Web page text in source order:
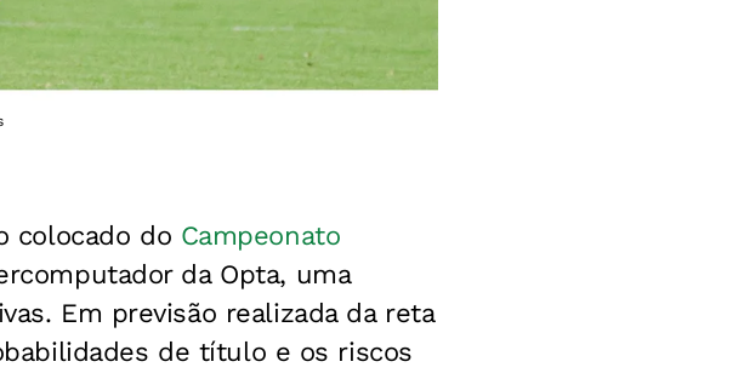
colocado do Campeonato
da Opta, uma
Em previsão realizada da reta
de título e os riscos